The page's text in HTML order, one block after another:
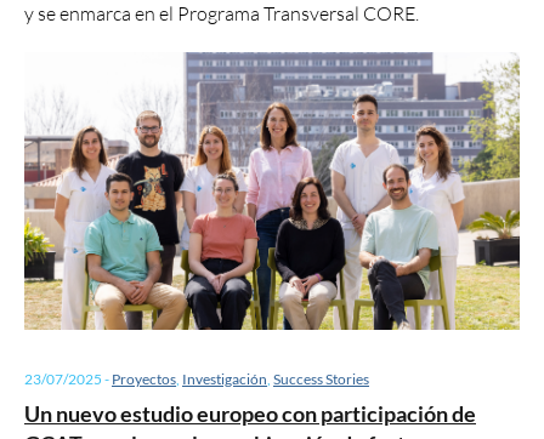
y se enmarca en el Programa Transversal CORE.
23/07/2025 - Proyectos, Investigación, Success Stories
Un nuevo estudio europeo con participación de